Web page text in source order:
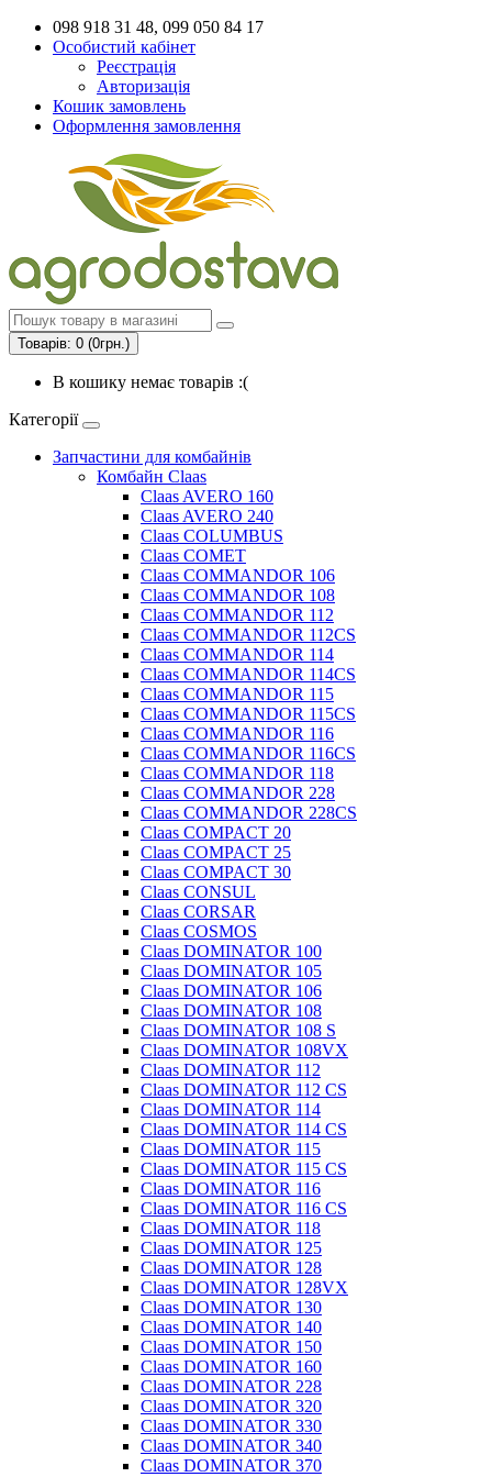
098 918 31 48, 099 050 84 17
Особистий кабінет
Реєстрація
Авторизація
Кошик замовлень
Оформлення замовлення
Товарів: 0 (0грн.)
В кошику немає товарів :(
Категорії
Запчастини для комбайнів
Комбайн Claas
Claas AVERO 160
Claas AVERO 240
Claas COLUMBUS
Claas COMET
Claas COMMANDOR 106
Claas COMMANDOR 108
Claas COMMANDOR 112
Claas COMMANDOR 112CS
Claas COMMANDOR 114
Claas COMMANDOR 114CS
Claas COMMANDOR 115
Claas COMMANDOR 115CS
Claas COMMANDOR 116
Claas COMMANDOR 116CS
Claas COMMANDOR 118
Claas COMMANDOR 228
Claas COMMANDOR 228CS
Claas COMPACT 20
Claas COMPACT 25
Claas COMPACT 30
Claas CONSUL
Claas CORSAR
Claas COSMOS
Claas DOMINATOR 100
Claas DOMINATOR 105
Claas DOMINATOR 106
Claas DOMINATOR 108
Claas DOMINATOR 108 S
Claas DOMINATOR 108VX
Claas DOMINATOR 112
Claas DOMINATOR 112 CS
Claas DOMINATOR 114
Claas DOMINATOR 114 CS
Claas DOMINATOR 115
Claas DOMINATOR 115 CS
Claas DOMINATOR 116
Claas DOMINATOR 116 CS
Claas DOMINATOR 118
Claas DOMINATOR 125
Claas DOMINATOR 128
Claas DOMINATOR 128VX
Claas DOMINATOR 130
Claas DOMINATOR 140
Claas DOMINATOR 150
Claas DOMINATOR 160
Claas DOMINATOR 228
Claas DOMINATOR 320
Claas DOMINATOR 330
Claas DOMINATOR 340
Claas DOMINATOR 370